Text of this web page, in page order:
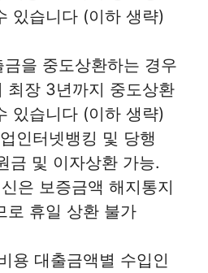
있습니다 (이하 생략)
을 중도상환하는 경우
최장 3년까지 중도상환
있습니다 (이하 생략)
인터넷뱅킹 및 당행
금 및 이자상환 가능.
은 보증금액 해지통지
로 휴일 상환 불가
용 대출금액별 수입인